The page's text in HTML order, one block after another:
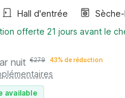
Hall d'entrée
offerte 21 jours avant le
nuit €279 43% de réduction
available